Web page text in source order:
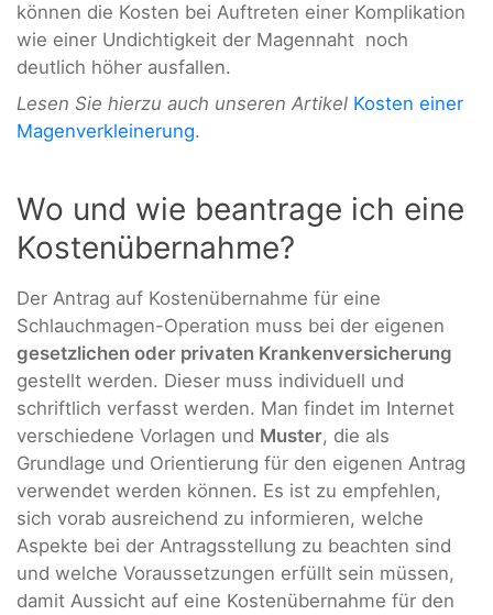
können die Kosten bei Auftreten einer Komplikation
wie einer Undichtigkeit der Magennaht noch
deutlich höher ausfallen.
Lesen Sie hierzu auch unseren Artikel Kosten einer
Magenverkleinerung.
Wo und wie beantrage ich eine
Kostenübernahme?
Der Antrag auf Kostenübernahme für eine
Schlauchmagen-Operation muss bei der eigenen
gesetzlichen oder privaten Krankenversicherung
gestellt werden. Dieser muss individuell und
schriftlich verfasst werden. Man findet im Internet
verschiedene Vorlagen und Muster, die als
Grundlage und Orientierung für den eigenen Antrag
verwendet werden können. Es ist zu empfehlen,
sich vorab ausreichend zu informieren, welche
Aspekte bei der Antragsstellung zu beachten sind
und welche Voraussetzungen erfüllt sein müssen,
damit Aussicht auf eine Kostenübernahme für den